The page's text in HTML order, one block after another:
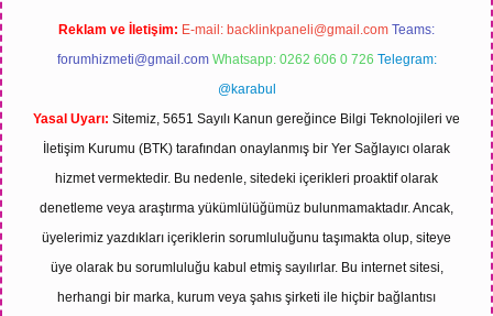
Reklam ve İletişim: E-mail: backlinkpaneli@gmail.com Teams:
forumhizmeti@gmail.com Whatsapp: 0262 606 0 726 Telegram:
@karabul
Yasal Uyarı: Sitemiz, 5651 Sayılı Kanun gereğince Bilgi Teknolojileri ve
İletişim Kurumu (BTK) tarafından onaylanmış bir Yer Sağlayıcı olarak
hizmet vermektedir. Bu nedenle, sitedeki içerikleri proaktif olarak
denetleme veya araştırma yükümlülüğümüz bulunmamaktadır. Ancak,
üyelerimiz yazdıkları içeriklerin sorumluluğunu taşımakta olup, siteye
üye olarak bu sorumluluğu kabul etmiş sayılırlar. Bu internet sitesi,
herhangi bir marka, kurum veya şahıs şirketi ile hiçbir bağlantısı